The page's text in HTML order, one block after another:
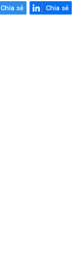
Chia sẻ Chia sẻ